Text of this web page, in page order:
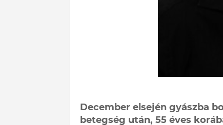
December elsején gyászba
betegség után, 55 éves